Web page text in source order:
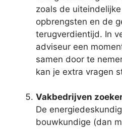
zoals de
opbrengsten en de
terugverdientijd. In
adviseur een
samen door te
kan je extra vragen
Vakbedrijven
De
bouwkundige (dan